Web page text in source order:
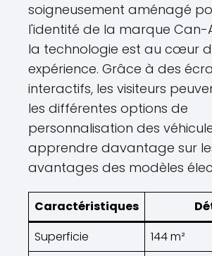
soigneusement aménagé
l'identité de la marque Can-
la technologie est au cœur
expérience. Grâce à des
interactifs, les visiteurs
les différentes options de
personnalisation des
apprendre davantage sur
avantages des modèles
Caractéristiques
Superficie
144 m²